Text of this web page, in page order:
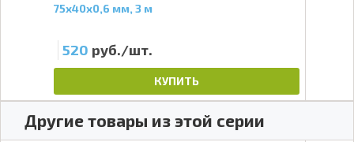
75х40х0,6 мм, 3 м
520 руб./шт.
КУПИТЬ
Другие товары из этой серии